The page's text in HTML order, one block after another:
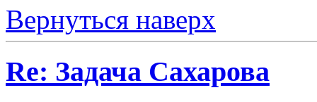
Вернуться наверх
Re: Задача Сахарова